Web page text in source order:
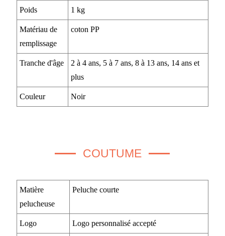
Poids 1 kg
Matériau de
remplissage
coton PP
Tranche d'âge
2 à 4 ans, 5 à 7 ans, 8 à 13 ans, 14 ans et
plus
Couleur Noir
COUTUME
Matière
pelucheuse
Peluche courte
Logo Logo personnalisé accepté